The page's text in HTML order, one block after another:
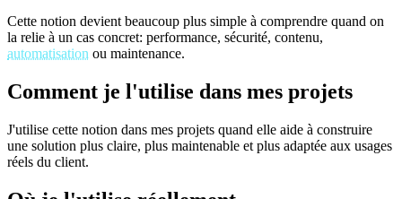
Cette notion devient beaucoup plus simple à comprendre quand on
la relie à un cas concret: performance, sécurité, contenu,
automatisation ou maintenance.
Comment je l'utilise dans mes projets
J'utilise cette notion dans mes projets quand elle aide à construire
une solution plus claire, plus maintenable et plus adaptée aux usages
réels du client.